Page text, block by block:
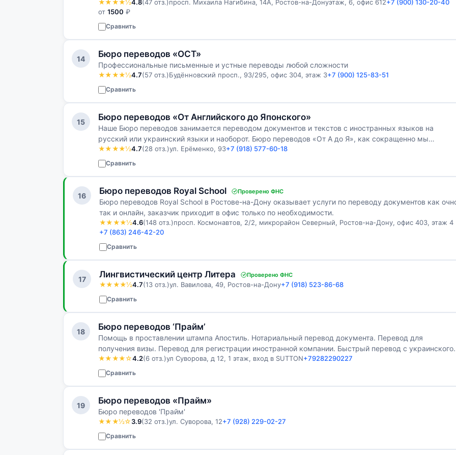
★★★★½4.8(47 отз.)просп. Михаила Нагибина, 14А, Ростов-на-Донуэтаж, 6, офис 612+7 (900) 130-20-40
от 1500 ₽
Сравнить
14 Бюро переводов «ОСТ»
Профессиональные письменные и устные переводы любой сложности
★★★★½4.7(57 отз.)Будённовский просп., 93/295, офис 304, этаж 3+7 (900) 125-83-51
Сравнить
15 Бюро переводов «От Английского до Японского»
Наше Бюро переводов занимается переводом документов и текстов с иностранных языков на
русский или украинский языки и наоборот. Бюро переводов «От А до Я», как сокращенно мы
называемся, считается одни…
★★★★½4.7(28 отз.)ул. Ерёменко, 93+7 (918) 577-60-18
Сравнить
16 Бюро переводов Royal School Проверено ФНС
Бюро переводов Royal School в Ростове-на-Дону оказывает услуги по переводу документов как
так и онлайн, заказчик приходит в офис только по необходимости.
★★★★½4.6(148 отз.)просп. Космонавтов, 2/2, микрорайон Северный, Ростов-на-Дону, офис 403, этаж 4
+7 (863) 246-42-20
Сравнить
17 Лингвистический центр Литера Проверено ФНС
★★★★½4.7(13 отз.)ул. Вавилова, 49, Ростов-на-Дону+7 (918) 523-86-68
Сравнить
18 Бюро переводов ‘Прайм’
Помощь в проставлении штампа Апостиль. Нотариальный перевод документа. Перевод для
получения визы. Перевод для регистрации иностранной компании. Быстрый перевод с украинского
языка. Нотариальное завер…
★★★★☆4.2(6 отз.)ул Суворова, д 12, 1 этаж, вход в SUTTON+79282290227
Сравнить
19 Бюро переводов «Прайм»
Бюро переводов 'Прайм'
★★★½☆3.9(32 отз.)ул. Суворова, 12+7 (928) 229-02-27
Сравнить